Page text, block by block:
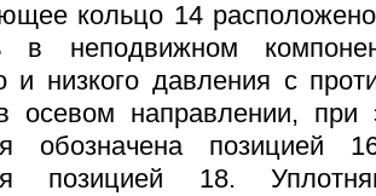
кольцо 14
в неподвижном
и низкого давления с
осевом направлении, при
обозначена позицией
позицией 18.